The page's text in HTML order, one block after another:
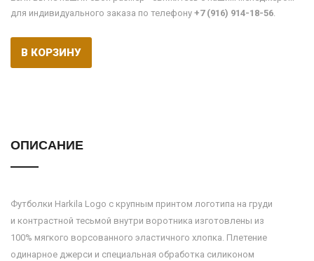
для индивидуального заказа по телефону +7 (916) 914-18-56.
В КОРЗИНУ
ОПИСАНИЕ
Футболки Harkila Logo с крупным принтом логотипа на груди
и контрастной тесьмой внутри воротника изготовлены из
100% мягкого ворсованного эластичного хлопка. Плетение
одинарное джерси и специальная обработка силиконом